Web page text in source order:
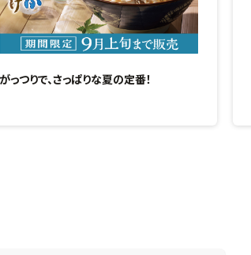
がっつりで、さっぱりな夏の定番！